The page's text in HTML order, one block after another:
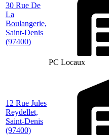
30 Rue De
La
Boulangerie,
Saint-Denis
(97400)
PC Locaux
12 Rue Jules
Reydellet,
Saint-Denis
(97400)